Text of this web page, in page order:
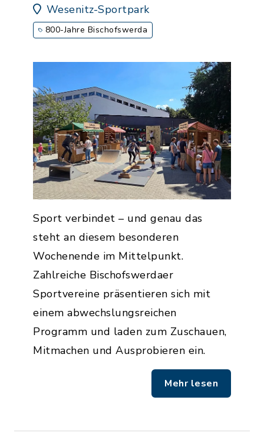
Wesenitz-Sportpark
800-Jahre Bischofswerda
Sport verbindet – und genau das
steht an diesem besonderen
Wochenende im Mittelpunkt.
Zahlreiche Bischofswerdaer
Sportvereine präsentieren sich mit
einem abwechslungsreichen
Programm und laden zum Zuschauen,
Mitmachen und Ausprobieren ein.
Mehr lesen